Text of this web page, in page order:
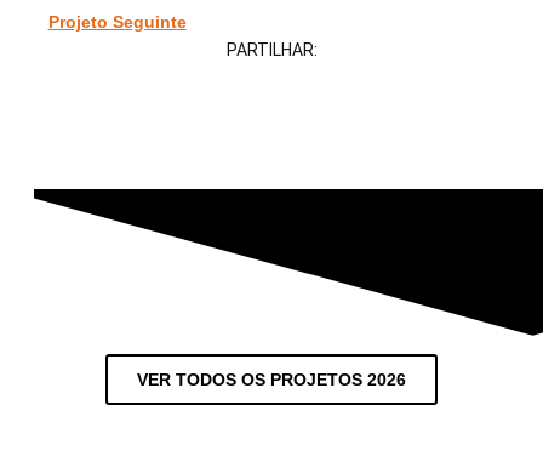
Projeto Seguinte
PARTILHAR:
VER TODOS OS PROJETOS 2026